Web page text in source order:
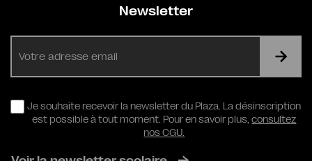
Newsletter
RGPD
Je souhaite recevoir la newsletter du Plaza. La désinscription
est possible à tout moment. Pour en savoir plus,consultez
nos CGU.